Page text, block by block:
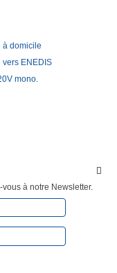
à domicile
ENEDIS
mono.

à notre Newsletter.